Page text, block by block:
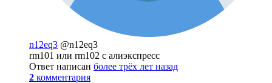
n12eq3 @n12eq3
rm101 или rm102 с алиэкспресс
Ответ написан более трёх лет назад
2 комментария